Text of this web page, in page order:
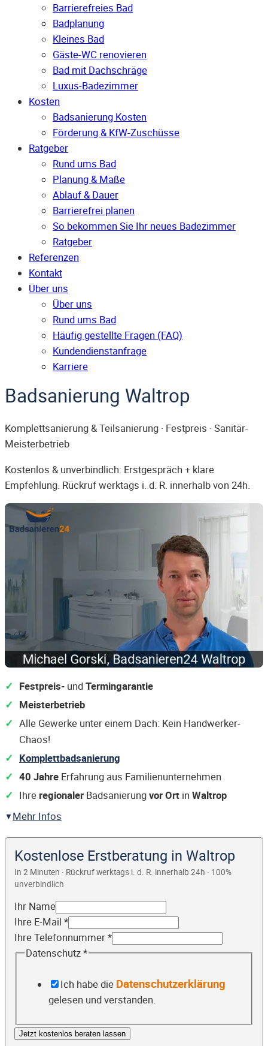
Barrierefreies Bad
Badplanung
Kleines Bad
Gäste-WC renovieren
Bad mit Dachschräge
Luxus-Badezimmer
Kosten
Badsanierung Kosten
Förderung & KfW-Zuschüsse
Ratgeber
Rund ums Bad
Planung & Maße
Ablauf & Dauer
Barrierefrei planen
So bekommen Sie Ihr neues Badezimmer
Ratgeber
Referenzen
Kontakt
Über uns
Über uns
Rund ums Bad
Häufig gestellte Fragen (FAQ)
Kunden­dienst­anfrage
Karriere
Badsanierung Waltrop
Komplettsanierung & Teilsanierung · Festpreis · Sanitär-
Meisterbetrieb
Kostenlos & unverbindlich: Erstgespräch + klare
Empfehlung. Rückruf werktags i. d. R. innerhalb von 24h.
Festpreis- undTermingarantie
Meisterbetrieb
Alle Gewerke unter einem Dach: Kein Handwerker-
Chaos!
Komplettbadsanierung
40 Jahre Erfahrung aus Familienunternehmen
Ihre regionaler Badsanierungvor Ort in Waltrop
Mehr Infos
Kostenlose Erstberatung in Waltrop
In 2 Minuten · Rückruf werktags i. d. R. innerhalb 24h · 100%
unverbindlich
Ihr Name
Ihre E-Mail *
Ihre Telefonnummer*
Datenschutz*
Ich habe die Datenschutzerklärung
gelesen und verstanden.
Jetzt kostenlos beraten lassen